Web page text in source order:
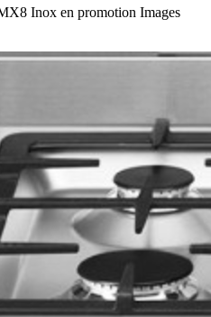
Inox en promotion Images